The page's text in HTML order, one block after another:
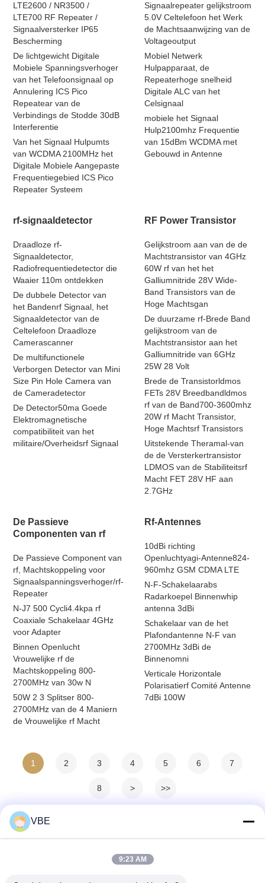
LTE2600 / NR3500 /
LTE700 RF Repeater /
Signaalversterker IP65
Bescherming
De lichtgewicht Digitale
Mobiele Spanningsverhoger
van het Telefoonsignaal op
Annulering ICS Pico
Repeatear van de
Verbindings de Stodde 30dB
Interferentie
Van het Signaal Hulpumts
van WCDMA 2100MHz het
Digitale Mobiele Aangepaste
Frequentiegebied ICS Pico
Repeater Systeem
Signaalrepeater gelijkstroom
5.0V Celtelefoon het Werk
de Machtsaanwijzing van de
Voltageoutput
Mobiel Netwerk
Hulpapparaat, de
Repeaterhoge snelheid
Digitale ALC van het
Celsignaal
mobiele het Signaal
Hulp2100mhz Frequentie
van 15dBm WCDMA met
Gebouwd in Antenne
rf-signaaldetector
Draadloze rf-
Signaaldetector,
Radiofrequentiedetector die
Waaier 110m ontdekken
De dubbele Detector van
het Bandenrf Signaal, het
Signaaldetector van de
Celtelefoon Draadloze
Camerascanner
De multifunctionele
Verborgen Detector van Mini
Size Pin Hole Camera van
de Cameradetector
De Detector50ma Goede
Elektromagnetische
compatibiliteit van het
militaire/Overheidsrf Signaal
RF Power Transistor
Gelijkstroom aan van de de
Machtstransistor van 4GHz
60W rf van het het
Galliumnitride 28V Wide-
Band Transistors van de
Hoge Machtsgan
De duurzame rf-Brede Band
gelijkstroom van de
Machtstransistor aan het
Galliumnitride van 6GHz
25W 28 Volt
Brede de Transistorldmos
FETs 28V Breedbandldmos
rf van de Band700-3600mhz
20W rf Macht Transistor,
Hoge Machtsrf Transistors
Uitstekende Theramal-van
de de Versterkertransistor
LDMOS van de Stabiliteitsrf
Macht FET 28V HF aan
2.7GHz
De Passieve
Componenten van rf
De Passieve Component van
rf, Machtskoppeling voor
Signaalspanningsverhoger/rf-
Repeater
N-J7 500 Cycli4.4kpa rf
Coaxiale Schakelaar 4GHz
voor Adapter
Binnen Openlucht
Vrouwelijke rf de
Machtskoppeling 800-
2700MHz van 30w N
50W 2 3 Splitser 800-
2700MHz van de 4 Maniern
de Vrouwelijke rf Macht
Rf-Antennes
10dBi richting
Openluchtyagi-Antenne824-
960mhz GSM CDMA LTE
N-F-Schakelaarabs
Radarkoepel Binnenwhip
antenna 3dBi
Schakelaar van de het
Plafondantenne N-F van
2700MHz 3dBi de
Binnenomni
Verticale Horizontale
Polarisatierf Comité Antenne
7dBi 100W
1 2 3 4 5 6 7
8 > >>
VBE
9:23 AM